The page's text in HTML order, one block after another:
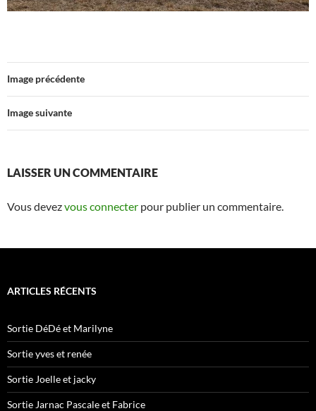
Image précédente
Image suivante
LAISSER UN COMMENTAIRE
Vous devezvous connecter pour publier un commentaire.
ARTICLES RÉCENTS
Sortie DéDé et Marilyne
Sortie yves et renée
Sortie Joelle et jacky
Sortie Jarnac Pascale et Fabrice